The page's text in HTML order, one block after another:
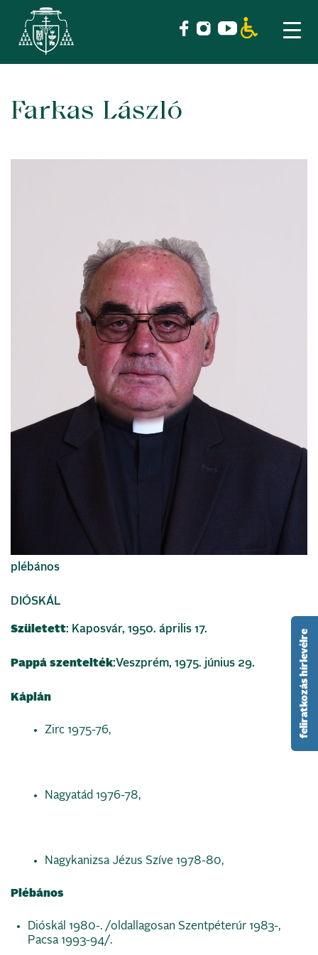
SkipFarkas László
plébános
DIÓSKÁL
Született: Kaposvár, 1950. április 17.
Pappá szentelték:Veszprém, 1975. június 29.
Káplán
Zirc 1975-76,
Nagyatád 1976-78,
Nagykanizsa Jézus Szíve 1978-80,
Plébános
Dióskál 1980-. /oldallagosan Szentpéterúr 1983-,
Pacsa 1993-94/.
feliratkozás hírlevélre